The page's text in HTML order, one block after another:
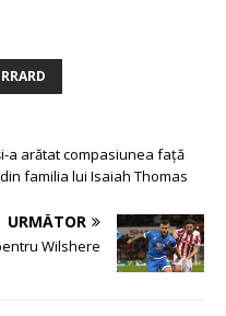
a arătat compasiunea față
familia lui Isaiah Thomas
URMĂTOR
Wilshere